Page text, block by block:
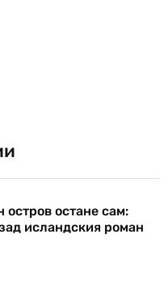
остров остане сам:
исландския роман